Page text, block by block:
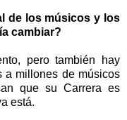
de los músicos y los
cambiar?
pero también hay
a millones de músicos
que su Carrera es
está.